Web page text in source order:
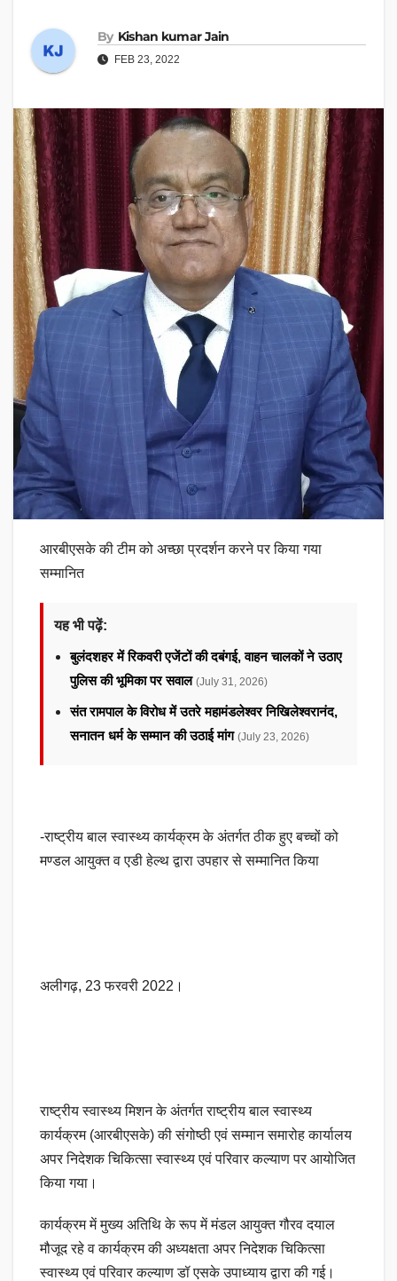
By Kishan kumar Jain
FEB 23, 2022
आरबीएसके की टीम को अच्छा प्रदर्शन करने पर किया गया
सम्मानित
यह भी पढ़ें:
बुलंदशहर में रिकवरी एजेंटों की दबंगई, वाहन चालकों ने उठाए
पुलिस की भूमिका पर सवाल (July 31, 2026)
संत रामपाल के विरोध में उतरे महामंडलेश्वर निखिलेश्वरानंद,
सनातन धर्म के सम्मान की उठाई मांग (July 23, 2026)
-राष्ट्रीय बाल स्वास्थ्य कार्यक्रम के अंतर्गत ठीक हुए बच्चों को
मण्डल आयुक्त व एडी हेल्थ द्वारा उपहार से सम्मानित किया
अलीगढ़, 23 फरवरी 2022।
राष्ट्रीय स्वास्थ्य मिशन के अंतर्गत राष्ट्रीय बाल स्वास्थ्य
कार्यक्रम (आरबीएसके) की संगोष्ठी एवं सम्मान समारोह कार्यालय
अपर निदेशक चिकित्सा स्वास्थ्य एवं परिवार कल्याण पर आयोजित
किया गया।
कार्यक्रम में मुख्य अतिथि के रूप में मंडल आयुक्त गौरव दयाल
मौजूद रहे व कार्यक्रम की अध्यक्षता अपर निदेशक चिकित्सा
स्वास्थ्य एवं परिवार कल्याण डॉ एसके उपाध्याय द्वारा की गई।